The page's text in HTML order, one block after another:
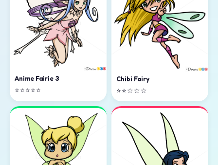
Anime Fairie 3
⭐⭐⭐⭐⭐
Chibi Fairy
⭐⭐☆☆☆